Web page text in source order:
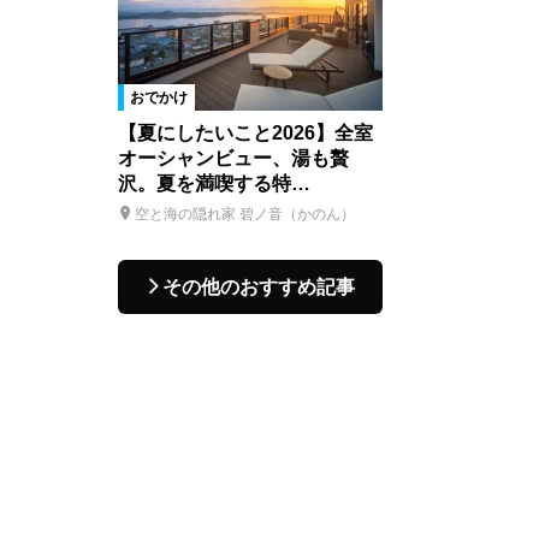
おでかけ
【夏にしたいこと2026】全室
オーシャンビュー、湯も贅
沢。夏を満喫する特…
空と海の隠れ家 碧ノ音（かのん）
その他のおすすめ記事